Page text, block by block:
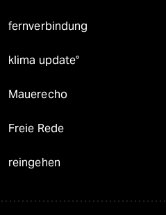
fernverbindung
klima update°
Mauerecho
Freie Rede
reingehen